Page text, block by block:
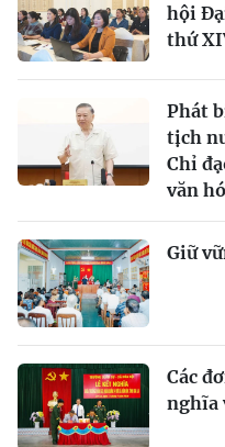
hội
thứ
Phát
tịch
Chỉ
văn
Giữ
Các
nghĩa